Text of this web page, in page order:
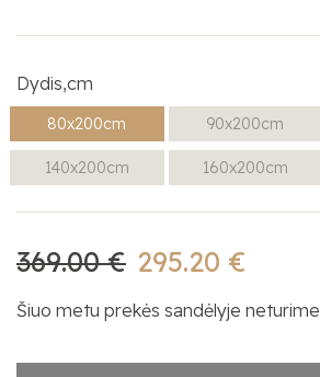
Dydis,cm
80x200cm 90x200cm
140x200cm 160x200cm
295.20 €
369.00 €
Šiuo metu prekės sandėlyje neturime